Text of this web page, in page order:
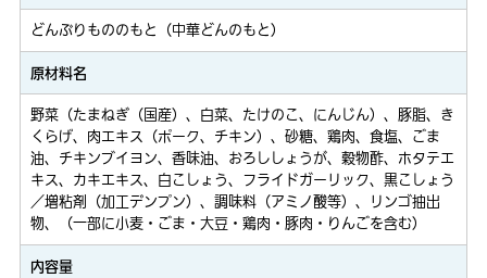
どんぶりもののもと（中華どんのもと）
原材料名
野菜（たまねぎ（国産）、白菜、たけのこ、にんじん）、豚脂、き
くらげ、肉エキス（ポーク、チキン）、砂糖、鶏肉、食塩、ごま
油、チキンブイヨン、香味油、おろししょうが、穀物酢、ホタテエ
キス、カキエキス、白こしょう、フライドガーリック、黒こしょう
／増粘剤（加工デンプン）、調味料（アミノ酸等）、リンゴ抽出
物、（一部に小麦・ごま・大豆・鶏肉・豚肉・りんごを含む）
内容量